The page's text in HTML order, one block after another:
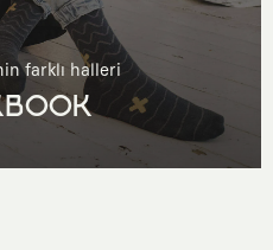
farklı halleri